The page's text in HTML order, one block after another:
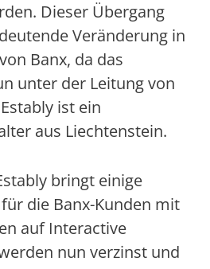
Dieser Übergang
Veränderung in
Banx, da das
unter der Leitung von
ist ein
aus Liechtenstein.
bringt einige
die Banx-Kunden mit
auf Interactive
nun verzinst und